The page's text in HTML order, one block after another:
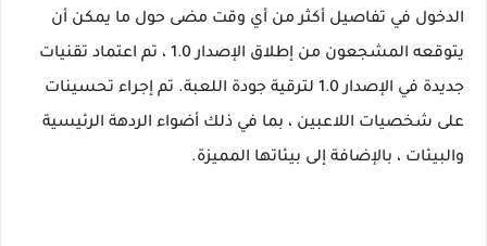
الدخول في تفاصيل أكثر من أي وقت مضى حول ما يمكن أن
يتوقعه المشجعون من إطلاق الإصدار 1.0 ، تم اعتماد تقنيات
جديدة في الإصدار 1.0 لترقية جودة اللعبة. تم إجراء تحسينات
على شخصيات اللاعبين ، بما في ذلك أضواء الردهة الرئيسية
والبيئات ، بالإضافة إلى بيئاتها المميزة.